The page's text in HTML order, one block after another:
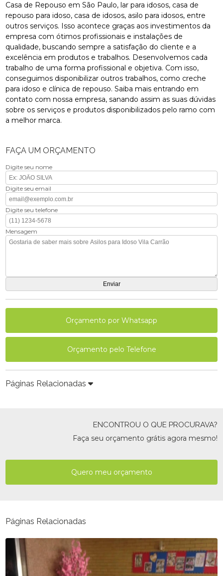
Casa de Repouso em São Paulo, lar para idosos, casa de
repouso para idoso, casa de idosos, asilo para idosos, entre
outros serviços. Isso acontece graças aos investimentos da
empresa com ótimos profissionais e instalações de
qualidade, buscando sempre a satisfação do cliente e a
excelência em produtos e trabalhos. Desenvolvemos cada
trabalho de uma forma profissional e objetiva. Com isso,
conseguimos disponibilizar outros trabalhos, como creche
para idoso e clínica de repouso. Saiba mais entrando em
contato com nossa empresa, sanando assim as suas dúvidas
sobre os serviços e produtos disponibilizados pelo ramo com
a melhor marca.
FAÇA UM ORÇAMENTO
Digite seu nome
Digite seu email
Digite seu telefone
Mensagem
Orçamento por Whatsapp
Orçamento pelo Telefone
Páginas Relacionadas
ENCONTROU O QUE PROCURAVA?
Faça seu orçamento grátis agora mesmo!
Quero meu orçamento
Páginas Relacionadas